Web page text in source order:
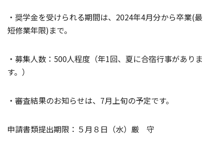
・奨学金を受けられる期間は、2024年4月分から卒業(最
短修業年限)まで。
・募集人数：500人程度（年1回、夏に合宿行事がありま
す。）
・審査結果のお知らせは、7月上旬の予定です。
申請書類提出期限：５月８日（水）厳 守